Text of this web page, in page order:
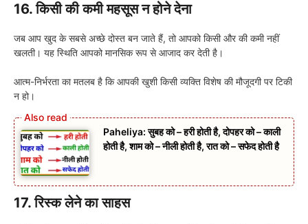
16. किसी की कमी महसूस न होने देना
जब आप खुद के सबसे अच्छे दोस्त बन जाते हैं, तो आपको किसी और की कमी नहीं
खलती। यह स्थिति आपको मानसिक रूप से आजाद कर देती है।
आत्म-निर्भरता का मतलब है कि आपकी खुशी किसी व्यक्ति विशेष की मौजूदगी पर टिकी
न हो।
Paheliya: सुबह को – हरी होती है, दोपहर को – काली
होती है, शाम को – नीली होती है, रात को – सफेद होती है
17. रिस्क लेने का साहस